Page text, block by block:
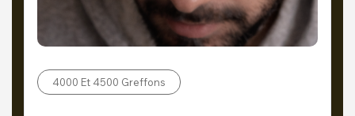
4000 Et 4500 Greffons